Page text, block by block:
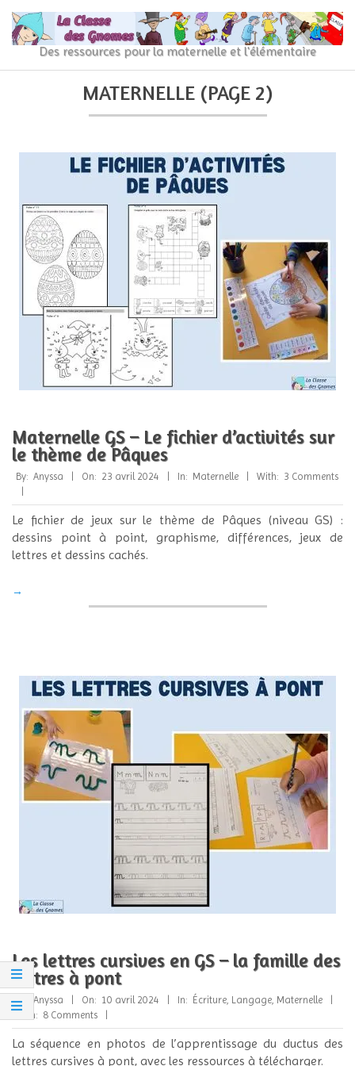
content
La
Classe
gnomes
Des ressources pour la maternelle et l'élémentaire
MATERNELLE (PAGE 2)
Maternelle GS – Le fichier d’activités sur
le thème de Pâques
2024-
04-
23
By: Anyssa On: 23 avril 2024 In: Maternelle With: 3 Comments
Le fichier de jeux sur le thème de Pâques (niveau GS) :
dessins point à point, graphisme, différences, jeux de
lettres et dessins cachés.
→
Les lettres cursives en GS – la famille des
lettres à pont
2024-
04-
10
By: Anyssa On: 10 avril 2024 In: Écriture, Langage, Maternelle
With: 8 Comments
La séquence en photos de l’apprentissage du ductus des
lettres cursives à pont, avec les ressources à télécharger.